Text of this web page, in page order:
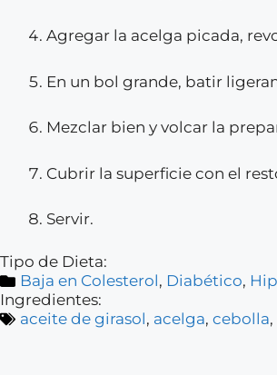
Agregar la acelga picada,
En un bol grande, batir
Mezclar bien y volcar la
Cubrir la superficie con el
Servir.
Tipo de Dieta:
Baja en Colesterol, Diabético,
Ingredientes:
aceite de girasol, acelga, cebolla,